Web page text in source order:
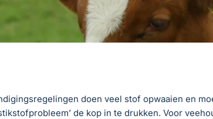
doen veel stof opwaaien en
de kop in te drukken. Voor